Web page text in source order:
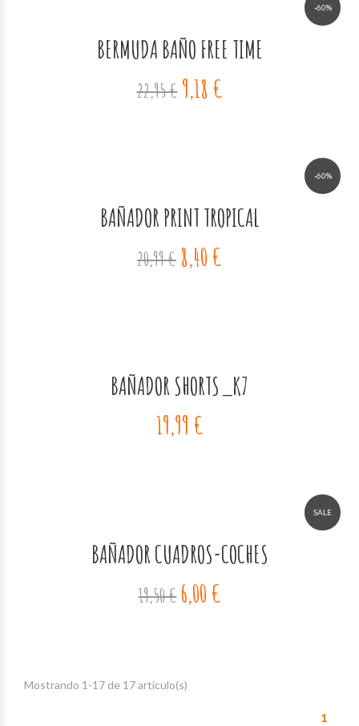
-60%
BERMUDA BAÑO FREE TIME
22,95 € 9,18 €
-60%
BAÑADOR PRINT TROPICAL
20,99 € 8,40 €
BAÑADOR SHORTS_K7
19,99 €
SALE
BAÑADOR CUADROS-COCHES
19,50 € 6,00 €
Mostrando 1-17 de 17 artículo(s)
1